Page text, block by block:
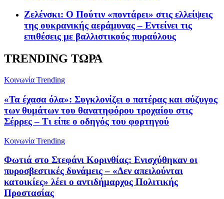
Ζελένσκι: Ο Πούτιν «ποντάρει» στις ελλείψεις
της ουκρανικής αεράμυνας – Εντείνει τις
επιθέσεις με βαλλιστικούς πυραύλους
TRENDING ΤΩΡΑ
Κοινωνία Trending
«Τα έχασα όλα»: Συγκλονίζει ο πατέρας και σύζυγος
των θυμάτων του θανατηφόρου τροχαίου στις
Σέρρες – Τι είπε ο οδηγός του φορτηγού
Κοινωνία Trending
Φωτιά στο Στεφάνι Κορινθίας: Ενισχύθηκαν οι
πυροσβεστικές δυνάμεις – «Δεν απειλούνται
κατοικίες» λέει ο αντιδήμαρχος Πολιτικής
Προστασίας